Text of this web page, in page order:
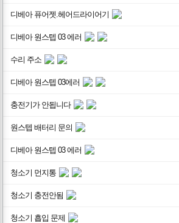
디베아 퓨어젯.헤어드라이어기
디베아 원스텝 03 에러
수리 주소
디베아 원스텝 03에러
충전기가 안됩니다
원스텝 배터리 문의
디베아 원스텝 03 에러
청소기 먼지통
청소기 충전안됨
청소기 흡입 문제